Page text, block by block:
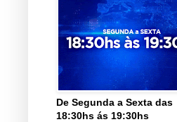
De Segunda a Sexta das
18:30hs ás 19:30hs